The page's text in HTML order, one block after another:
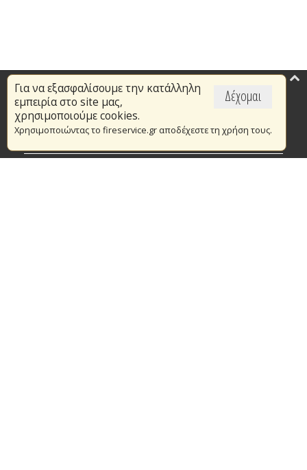
Δέχομαι
Για να εξασφαλίσουμε την κατάλληλη
εμπειρία στο site μας,
χρησιμοποιούμε cookies.
Χρησιμοποιώντας το fireservice.gr αποδέχεστε τη χρήση τους.
Επικαιρότητα
Το Πυροσβεστικό Σώμα